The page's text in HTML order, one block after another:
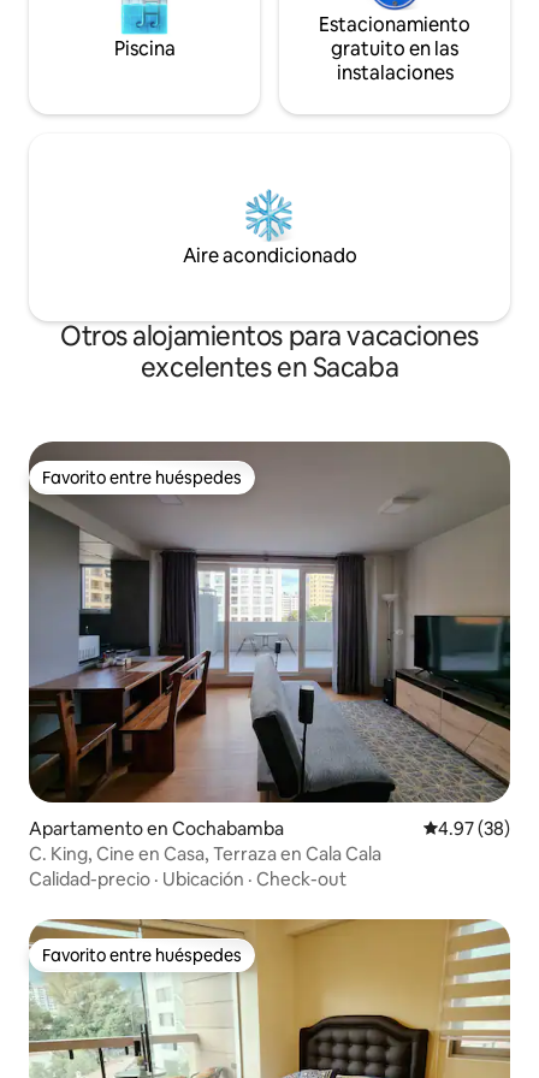
Piscina
Estacionamiento
gratuito en las
instalaciones
Aire acondicionado
Otros alojamientos para vacaciones
excelentes en Sacaba
Favorito entre huéspedes
Favorito entre huéspedes
Apartamento en Cochabamba Calificación
4.97 (38)
C. King, Cine en Casa, Terraza en Cala Cala
Calidad-precio · Ubicación · Check-out
Favorito entre huéspedes
Favorito entre huéspedes